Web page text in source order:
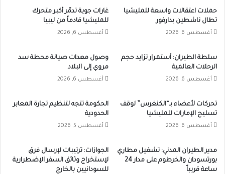
حملات اعتقالات واسعة للمليشيا
تطال ناشطين بدارفور
أغسطس 6, 2026
غارات جوية تدمّر أكبر متحرك
للمليشيا قادماً من ليبيا
أغسطس 6, 2026
سلطة الطيران: أستمرار تزايد حجم
الرحلات العالمية
أغسطس 6, 2026
وصول معدات صيانة محطة سد
مروي إلى البلاد
أغسطس 6, 2026
تحركات لأعضاء بـ“الكنغرس” لوقف
تسليح الإمارات للمليشيا
أغسطس 6, 2026
الحكومة تتجه لتنظيم تجارة المعابر
الحدودية
أغسطس 5, 2026
مدير الطيران المدني: تشغيل مطاري
بورتسودان والخرطوم على مدار 24
ساعة قريباً
الجوازات: ترتيبات لإرسال فرق
لإستخراج وثائق السفر الإضطرارية
للسودانيين بالخارج